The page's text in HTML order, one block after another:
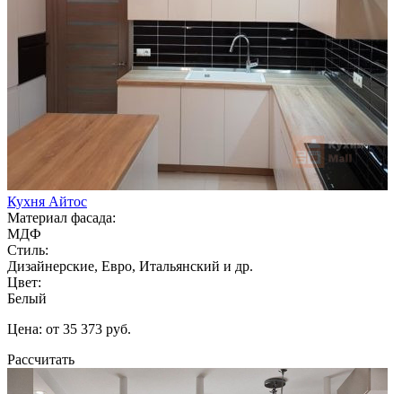
Кухня Айтос
Материал фасада:
МДФ
Стиль:
Дизайнерские, Евро, Итальянский и др.
Цвет:
Белый
Цена: от 35 373 руб.
Рассчитать